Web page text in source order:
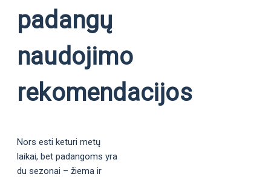
padangų
naudojimo
rekomendacijos
Nors esti keturi metų
laikai, bet padangoms yra
du sezonai – žiema ir